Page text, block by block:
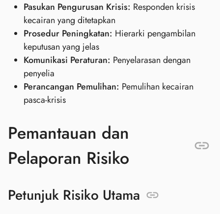
Pasukan Pengurusan Krisis: Responden krisis
kecairan yang ditetapkan
Prosedur Peningkatan: Hierarki pengambilan
keputusan yang jelas
Komunikasi Peraturan: Penyelarasan dengan
penyelia
Perancangan Pemulihan: Pemulihan kecairan
pasca-krisis
Pemantauan dan
Pelaporan Risiko
Petunjuk Risiko Utama